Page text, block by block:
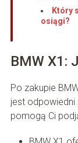
Który
osiągi?
BMW X1:
Po zakupie
jest odpowiedni
pomogą Ci